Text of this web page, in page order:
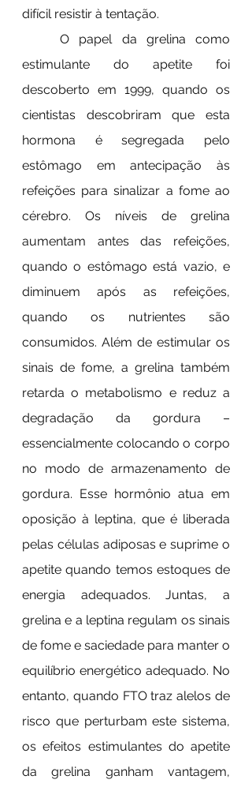
difícil resistir à tentação.
	O papel da grelina como
estimulante do apetite foi
descoberto em 1999, quando os
cientistas descobriram que esta
hormona é segregada pelo
estômago em antecipação às
refeições para sinalizar a fome ao
cérebro. Os níveis de grelina
aumentam antes das refeições,
quando o estômago está vazio, e
diminuem após as refeições,
quando os nutrientes são
consumidos. Além de estimular os
sinais de fome, a grelina também
retarda o metabolismo e reduz a
degradação da gordura –
essencialmente colocando o corpo
no modo de armazenamento de
gordura. Esse hormônio atua em
oposição à leptina, que é liberada
pelas células adiposas e suprime o
apetite quando temos estoques de
energia adequados. Juntas, a
grelina e a leptina regulam os sinais
de fome e saciedade para manter o
equilíbrio energético adequado. No
entanto, quando FTO traz alelos de
risco que perturbam este sistema,
os efeitos estimulantes do apetite
da grelina ganham vantagem,